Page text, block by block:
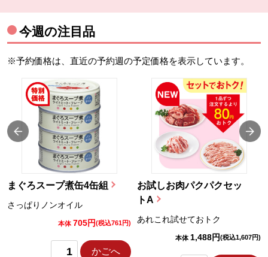
今週の注目品
※予約価格は、直近の予約週の予定価格を表示しています。
まぐろスープ煮缶4缶組
さっぱりノンオイル
本体 705円(税込761円)
かごへ
お試しお肉パクパクセッ
トA
あれこれ試せておトク
本体 1,488円(税込1,607円)